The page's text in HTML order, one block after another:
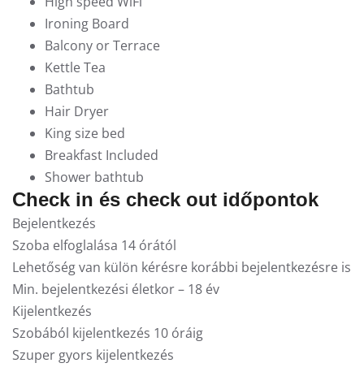
Ironing Board
Balcony or Terrace
Kettle Tea
Bathtub
Hair Dryer
King size bed
Breakfast Included
Shower bathtub
Check in és check out időpontok
Bejelentkezés
Szoba elfoglalása 14 órától
Lehetőség van külön kérésre korábbi bejelentkezésre is
Min. bejelentkezési életkor – 18 év
Kijelentkezés
Szobából kijelentkezés 10 óráig
Szuper gyors kijelentkezés